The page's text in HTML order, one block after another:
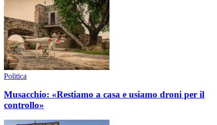
Politica
Musacchio: «Restiamo a casa e usiamo droni per il
controllo»